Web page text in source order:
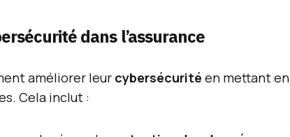
dans l’assurance
améliorer leur cybersécurité en mettant en
Cela inclut :